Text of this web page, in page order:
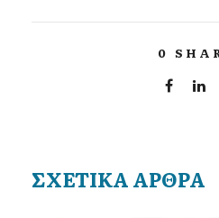
0
ΣΧΕΤΙΚΑ ΑΡΘΡΑ